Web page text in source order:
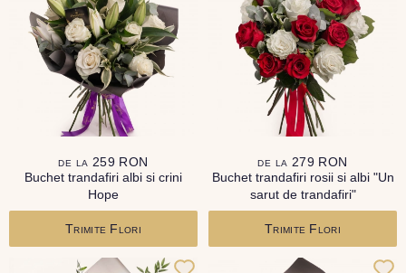
de la 259 RON
Buchet trandafiri albi si crini
Hope
Trimite Flori
de la 279 RON
Buchet trandafiri rosii si albi "Un
sarut de trandafiri"
Trimite Flori